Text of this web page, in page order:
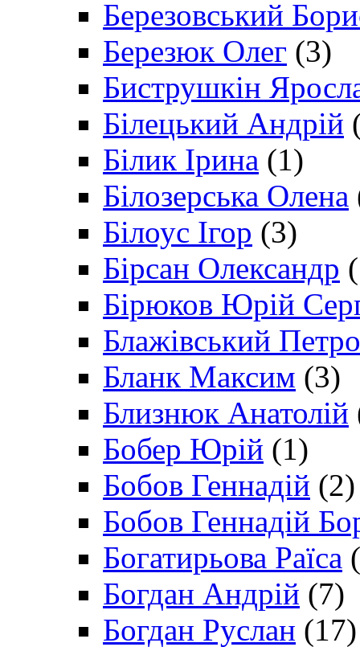
Березовський
Березюк Олег (3)
Биструшкін
Білецький Андрій
Білик Ірина (1)
Білозерська Олена
Білоус Ігор (3)
Бірсан Олександр
Бірюков Юрій
Блажівський Петро
Бланк Максим (3)
Близнюк Анатолій
Бобер Юрій (1)
Бобов Геннадій (2)
Бобов Геннадій
Богатирьова Раїса
Богдан Андрій (7)
Богдан Руслан (17)